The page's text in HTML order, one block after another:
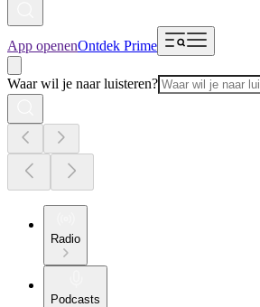
App openenOntdek Prime
Waar wil je naar luisteren?
Radio
Podcasts